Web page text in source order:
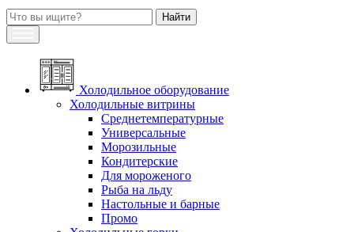
Холодильное оборудование
Холодильные витрины
Среднетемпературные
Универсальные
Морозильные
Кондитерские
Для мороженого
Рыба на льду
Настольные и барные
Промо